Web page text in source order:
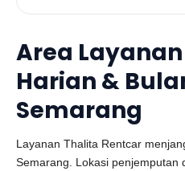
Area
Harian &
Semarang
Layanan Thalita Rentcar
Semarang. Lokasi penjemputan